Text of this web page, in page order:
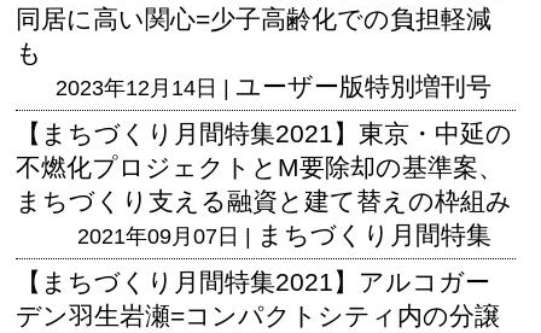
同居に高い関心=少子高齢化での負担軽減
も
2023年12月14日 | ユーザー版特別増刊号
【まちづくり月間特集2021】東京・中延の
不燃化プロジェクトとM要除却の基準案、
まちづくり支える融資と建て替えの枠組み
2021年09月07日 | まちづくり月間特集
【まちづくり月間特集2021】アルコガー
デン羽生岩瀬=コンパクトシティ内の分譲